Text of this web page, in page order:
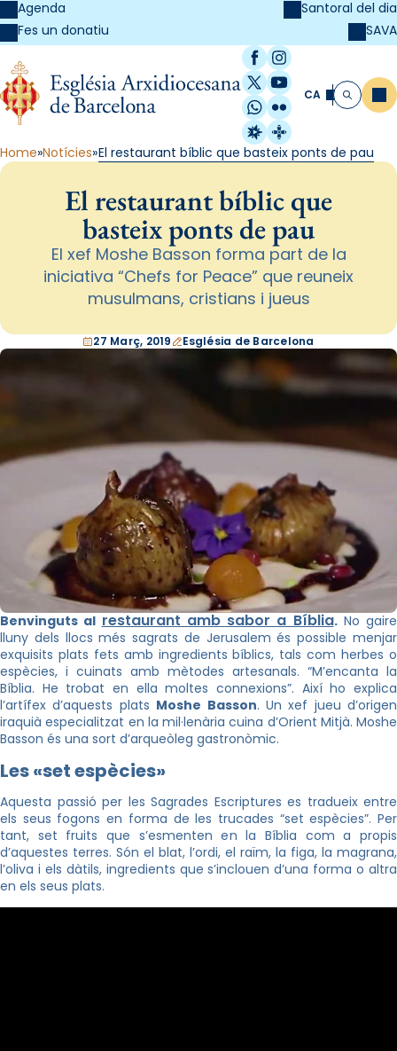
Agenda
Fes un donatiu
Santoral del dia
SAVA
Facebook
Instagram
X / Twitter
YouTube
WhatsApp
Flickr
Radio Estel
Catalunya
CA Cerca
Home Notícies El restaurant bíblic que basteix ponts de pau
El restaurant bíblic que
basteix ponts de pau
El xef Moshe Basson forma part de la
iniciativa “Chefs for Peace” que reuneix
musulmans, cristians i jueus
27 Març, 2019 Església de Barcelona
Benvinguts al restaurant amb sabor a Bíblia.No gaire
lluny dels llocs més sagrats de Jerusalem és possible menjar
exquisits plats fets amb ingredients bíblics, tals com herbes o
espècies, i cuinats amb mètodes artesanals. “M’encanta la
Bíblia. He trobat en ella moltes connexions”. Així ho explica
l’artífex d’aquests plats Moshe Basson. Un xef jueu d’origen
iraquià especialitzat en la mil·lenària cuina d’Orient Mitjà. Moshe
Basson és una sort d’arqueòleg gastronòmic.
Les «set espècies»
Aquesta passió per les Sagrades Escriptures es tradueix entre
els seus fogons en forma de les trucades “set espècies”. Per
tant, set fruits que s’esmenten en la Bíblia com a propis
d’aquestes terres. Són el blat, l’ordi, el raïm, la figa, la magrana,
l’oliva i els dàtils, ingredients que s’inclouen d’una forma o altra
en els seus plats.